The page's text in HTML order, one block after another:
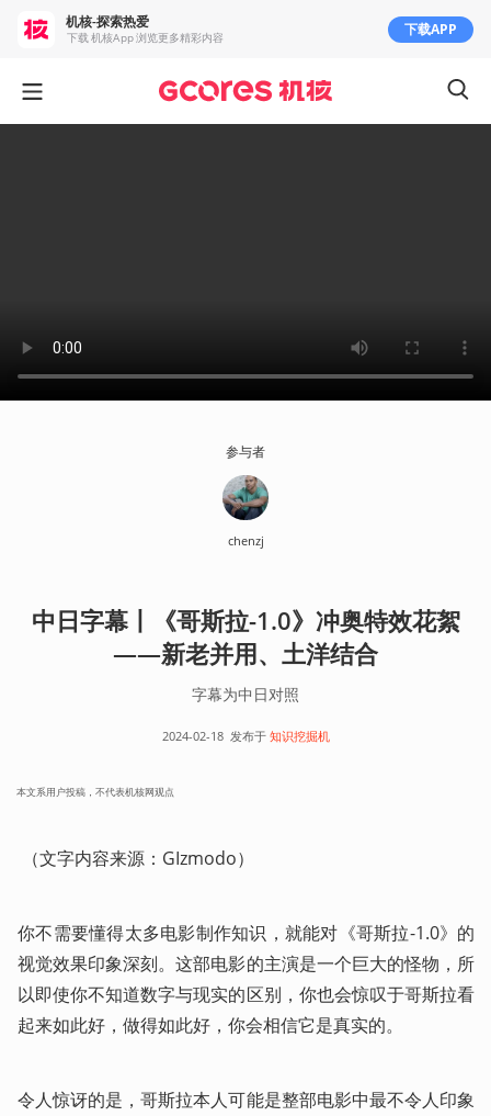
参与者
chenzj
中日字幕丨《哥斯拉-1.0》冲奥特效花絮
——新老并用、土洋结合
字幕为中日对照
2024-02-18 发布于 知识挖掘机
本文系用户投稿，不代表机核网观点
（文字内容来源：GIzmodo）
你不需要懂得太多电影制作知识，就能对《哥斯拉-1.0》的
视觉效果印象深刻。这部电影的主演是一个巨大的怪物，所
以即使你不知道数字与现实的区别，你也会惊叹于哥斯拉看
起来如此好，做得如此好，你会相信它是真实的。
令人惊讶的是，哥斯拉本人可能是整部电影中最不令人印象
机核-探索热爱
下载 机核App 浏览更多精彩内容 下载APP